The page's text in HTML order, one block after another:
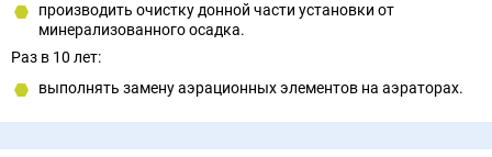
производить очистку донной части установки от
минерализованного осадка.
Раз в 10 лет:
выполнять замену аэрационных элементов на аэраторах.